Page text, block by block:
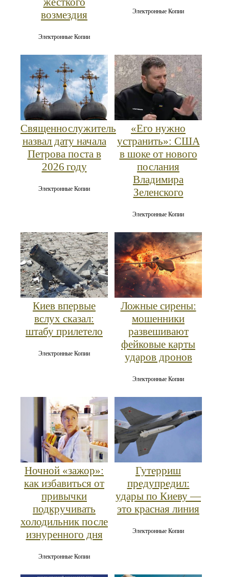
возмездия
Электронные Копии
Электронные Копии
Священнослужитель
назвал дату начала
Петрова поста в
2026 году
Электронные Копии
«Его нужно
устранить»: США
в шоке от нового
послания
Владимира
Зеленского
Электронные Копии
Киев впервые
вслух сказал:
штабу прилетело
Электронные Копии
Ложные сирены:
мошенники
развешивают
фейковые карты
ударов дронов
Электронные Копии
Ночной «зажор»:
как избавиться от
привычки
подкручивать
холодильник после
изнуренного дня
Электронные Копии
Гутерриш
предупредил:
удары по Киеву —
это красная линия
Электронные Копии